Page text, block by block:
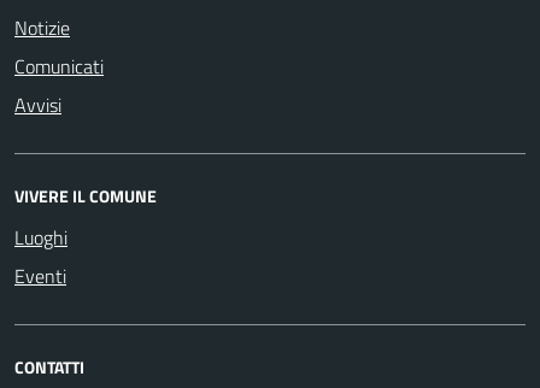
Notizie
Comunicati
Avvisi
VIVERE IL COMUNE
Luoghi
Eventi
CONTATTI